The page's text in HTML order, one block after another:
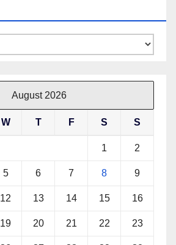
August 2026
W T F S S
1 2
5 6 7 8 9
12 13 14 15 16
19 20 21 22 23